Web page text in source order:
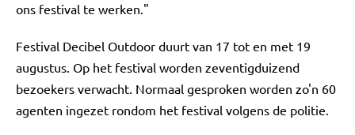
ons festival te werken."
Festival Decibel Outdoor duurt van 17 tot en met 19
augustus. Op het festival worden zeventigduizend
bezoekers verwacht. Normaal gesproken worden zo'n 60
agenten ingezet rondom het festival volgens de politie.